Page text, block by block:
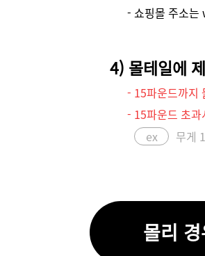
- 쇼핑몰 주소
4) 몰테일에
- 15파운드까지
- 15파운드 초
ex
무게
몰리